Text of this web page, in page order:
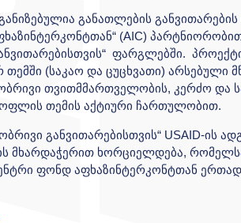
განათლების განვითარების
(AIC)
ფარგლებში.
(საკაო და ცუცხვათი) არსებული
თვითმმართველობის, კერძო და
თემის აქტიური ჩართულობით.
განვითარებისთვის“ USAID-ის
მხარდაჭერით ხორციელდება,
ფონდ აფხაზინტერკონტთან